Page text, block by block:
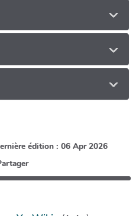
édition : 06 Apr 2026